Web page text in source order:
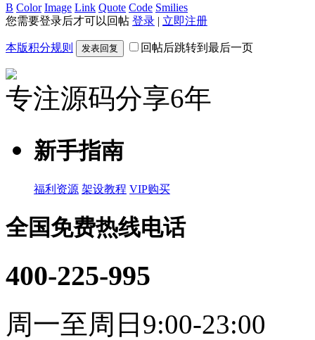
B Color Image Link Quote Code Smilies
您需要登录后才可以回帖 登录 | 立即注册
本版积分规则 发表回复 回帖后跳转到最后一页
专注源码分享6年
新手指南
福利资源 架设教程 VIP购买
全国免费热线电话
400-225-995
周一至周日9:00-23:00